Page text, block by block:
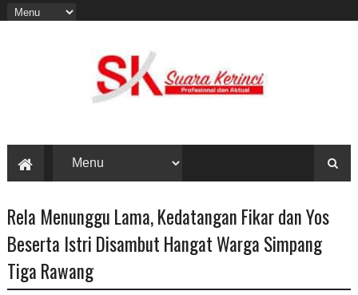
Rela Menunggu Lama, Kedatangan Fikar dan Yos
Beserta Istri Disambut Hangat Warga Simpang
Tiga Rawang